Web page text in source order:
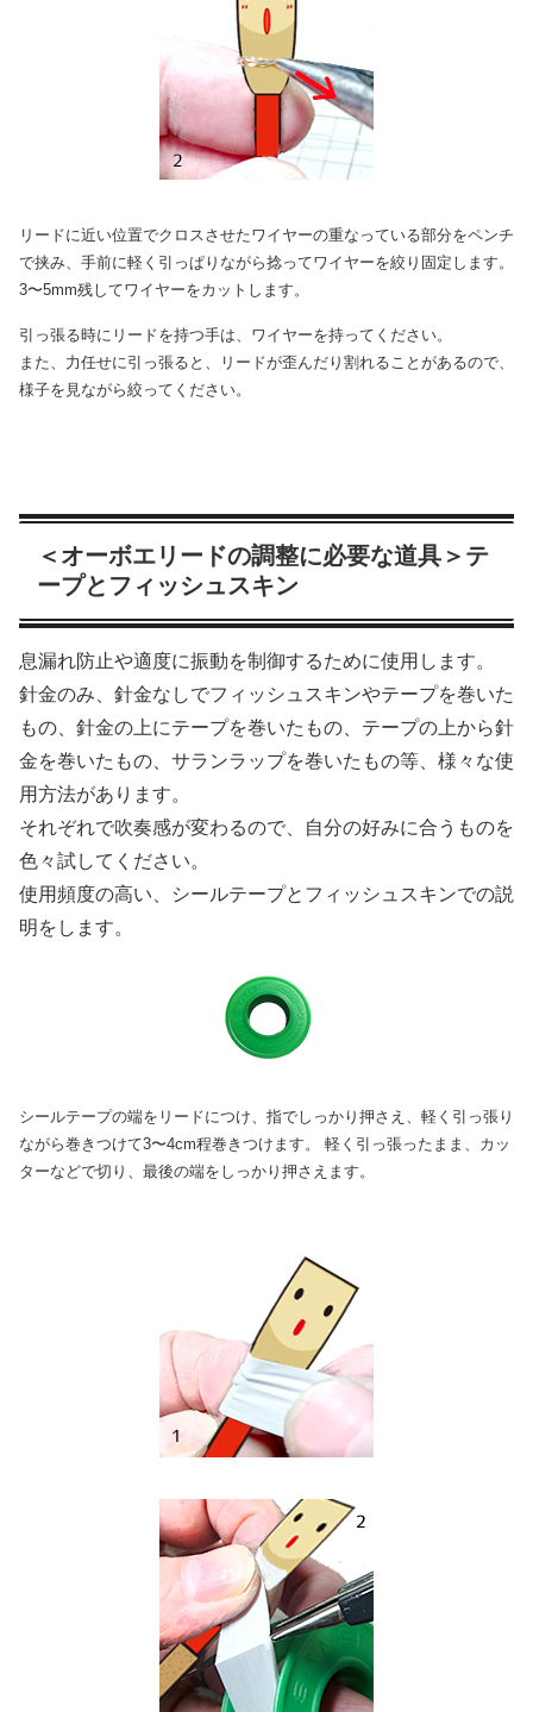
リードに近い位置でクロスさせたワイヤーの重なっている部分をペンチ
で挟み、手前に軽く引っぱりながら捻ってワイヤーを絞り固定します。
3〜5mm残してワイヤーをカットします。
引っ張る時にリードを持つ手は、ワイヤーを持ってください。
また、力任せに引っ張ると、リードが歪んだり割れることがあるので、
様子を見ながら絞ってください。
＜オーボエリードの調整に必要な道具＞テ
ープとフィッシュスキン
息漏れ防止や適度に振動を制御するために使用します。
針金のみ、針金なしでフィッシュスキンやテープを巻いた
もの、針金の上にテープを巻いたもの、テープの上から針
金を巻いたもの、サランラップを巻いたもの等、様々な使
用方法があります。
それぞれで吹奏感が変わるので、自分の好みに合うものを
色々試してください。
使用頻度の高い、シールテープとフィッシュスキンでの説
明をします。
シールテープの端をリードにつけ、指でしっかり押さえ、軽く引っ張り
ながら巻きつけて3〜4cm程巻きつけます。 軽く引っ張ったまま、カッ
ターなどで切り、最後の端をしっかり押さえます。